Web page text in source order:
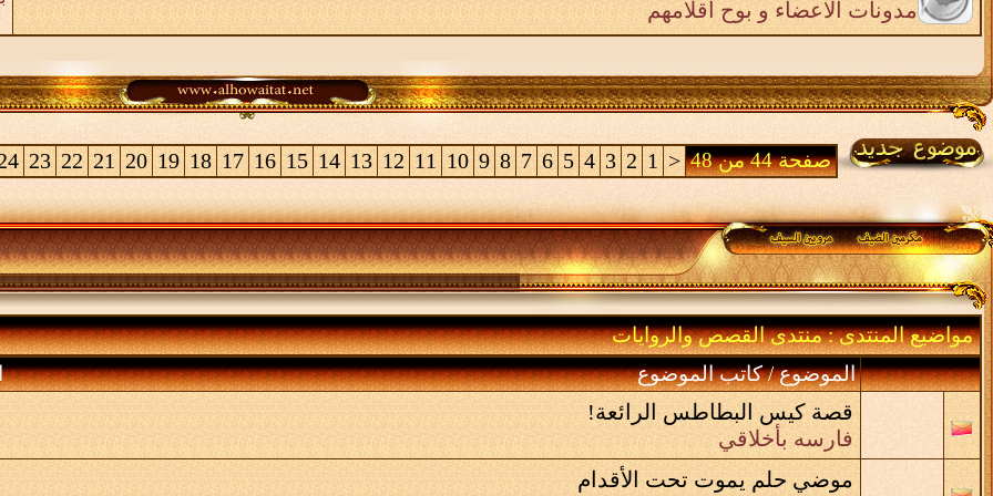
مدونات الاعضاء و بوح اقلامهم
صفحة 44 من 48 <
1
2
3
4
5
6
7
8
9
10
11
12
13
14
15
16
17
18
19
20
21
22
23
مواضيع المنتدى: منتدى القصص والروايات
الموضوع/كاتب الموضوع
قصة كيس البطاطس الرائعة!
فارسه بأخلاقي
موضي حلم يموت تحت الأقدام